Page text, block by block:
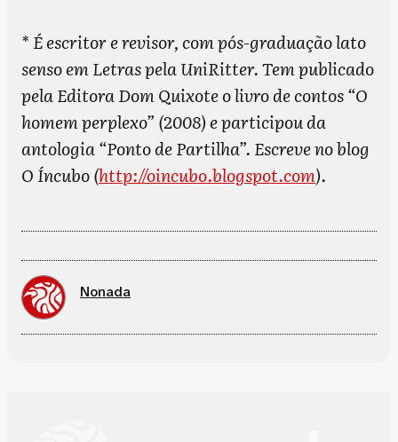
* É escritor e revisor, com pós-graduação lato
senso em Letras pela UniRitter. Tem publicado
pela Editora Dom Quixote o livro de contos “O
homem perplexo” (2008) e participou da
antologia “Ponto de Partilha”. Escreve no blog
O Íncubo (http://oincubo.blogspot.com).
Nonada